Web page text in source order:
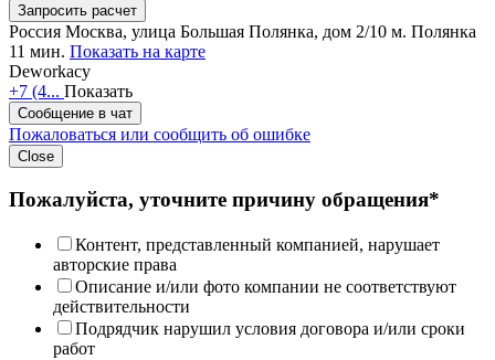
Запросить расчет
Россия Москва, улица Большая Полянка, дом 2/10 м. Полянка
11 мин. Показать на карте
Deworkacy
+7 (4... Показать
Сообщение в чат
Пожаловаться или сообщить об ошибке
Close
Пожалуйста, уточните причину обращения*
Контент, представленный компанией, нарушает
авторские права
Описание и/или фото компании не соответствуют
действительности
Подрядчик нарушил условия договора и/или сроки
работ